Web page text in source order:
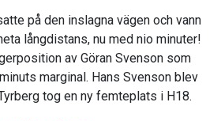
på den inslagna vägen och vann
långdistans, nu med nio minuter!
av Göran Svenson som
marginal. Hans Svenson blev
tog en ny femteplats i H18.